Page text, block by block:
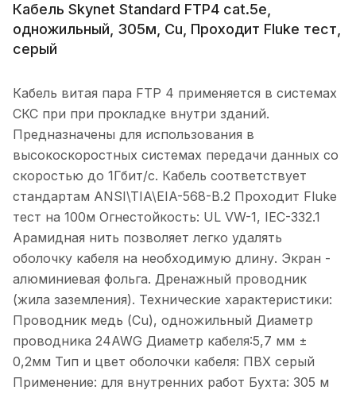
Кабель Skynet Standard FTP4 cat.5е,
одножильный, 305м, Cu, Проходит Fluke тест,
серый
Кабель витая пара FTP 4 применяется в системах
СКС при при прокладке внутри зданий.
Предназначены для использования в
высокоскоростных системах передачи данных со
скоростью до 1Гбит/с. Кабель соответствует
стандартам ANSI\TIA\EIA-568-B.2 Проходит Fluke
тест на 100м Огнестойкость: UL VW-1, IEC-332.1
Арамидная нить позволяет легко удалять
оболочку кабеля на необходимую длину. Экран -
алюминиевая фольга. Дренажный проводник
(жила заземления). Технические характеристики:
Проводник медь (Cu), одножильный Диаметр
проводника 24AWG Диаметр кабеля:5,7 мм ±
0,2мм Тип и цвет оболочки кабеля: ПВХ серый
Применение: для внутренних работ Бухта: 305 м